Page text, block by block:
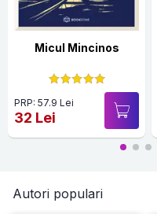
Micul Mincinos
PRP: 57.9 Lei
32 Lei
Autori populari